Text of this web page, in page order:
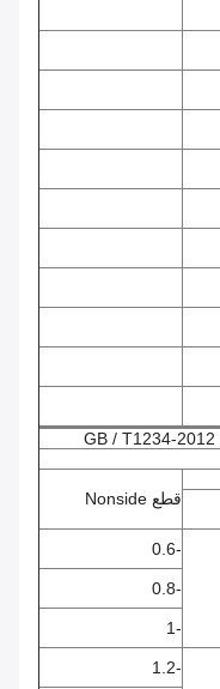
قطع Nonside
-0.6
-0.8
-1
-1.2